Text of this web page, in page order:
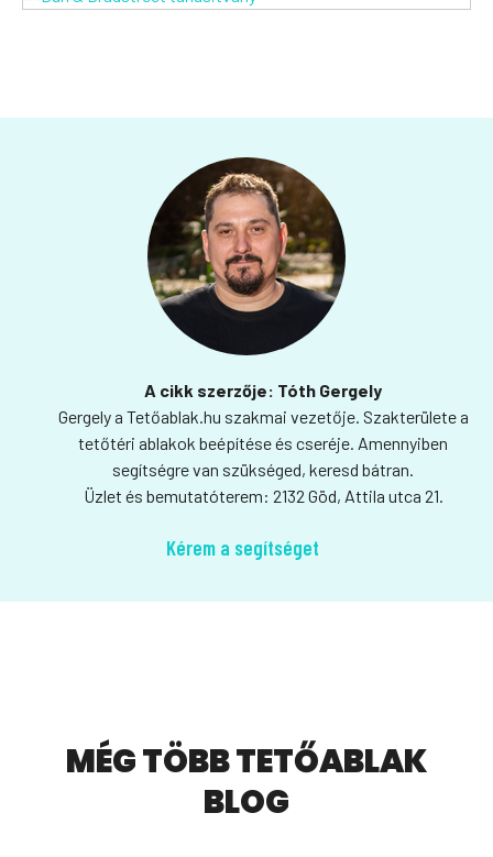
A cikk szerzője: Tóth Gergely
Gergely a Tetőablak.hu szakmai vezetője. Szakterülete a
tetőtéri ablakok beépítése és cseréje. Amennyiben
segítségre van szükséged, keresd bátran.
Üzlet és bemutatóterem: 2132 Göd, Attila utca 21.
Kérem a segítséget
MÉG TÖBB TETŐABLAK
BLOG